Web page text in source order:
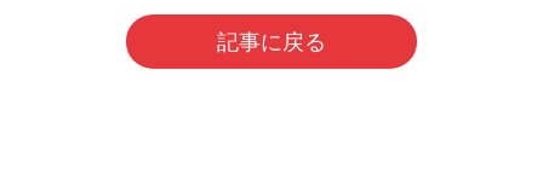
記事に戻る